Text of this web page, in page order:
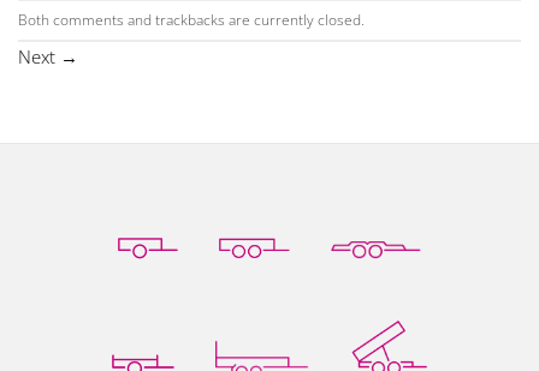
Both comments and trackbacks are currently closed.
Next →